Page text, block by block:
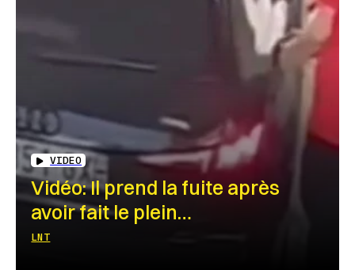
VIDEO
Vidéo: Il prend la fuite après
avoir fait le plein…
LNT